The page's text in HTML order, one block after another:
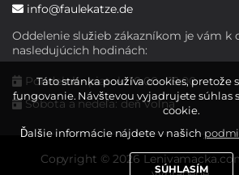
info@faulekatze.de
Oddelenie služieb zákazníkom je vám k
nasledujúcich hodinách:
Pondelok - piatok: 10:00 - 19:00
Sobota a nedeľa: deň voľna
Copyright © 2026
Táto stránka používa cookies, pretože
fungovanie. Návštevou vyjadrujete súhlas
cookie.
Ďalšie informácie nájdete v našich
SÚHLASÍM